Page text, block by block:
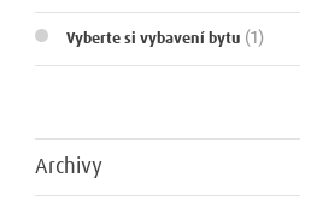
Vyberte si vybavení bytu (1)
Archivy